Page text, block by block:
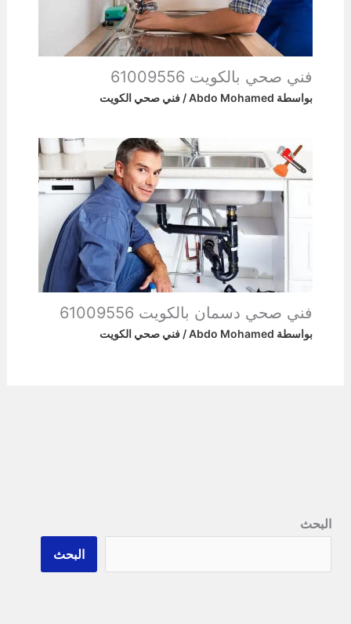
فني صحي بالكويت 61009556
بواسطة Abdo Mohamed
/ فني صحي الكويت
فني صحي دسمان بالكويت 61009556
بواسطة Abdo Mohamed
/فني صحي الكويت
البحث
البحث